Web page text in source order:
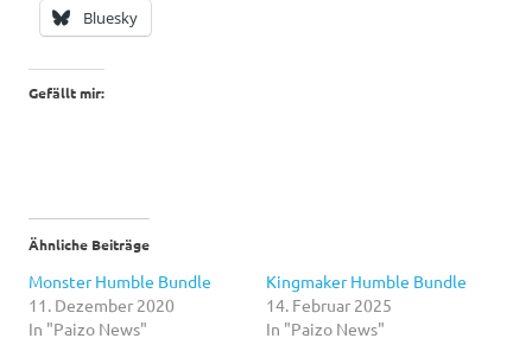
Bluesky
Gefällt mir:
Ähnliche Beiträge
Monster Humble Bundle
11. Dezember 2020
In "Paizo News"
Kingmaker Humble Bundle
14. Februar 2025
In "Paizo News"